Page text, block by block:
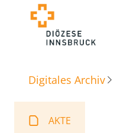
Digitales Archiv
AKTE